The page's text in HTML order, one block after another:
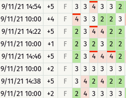
9/11/21 14:54
+5 F 3 3 4 3 3
2
9/11/21 10:00 +4 F 4 3 3 2 2
3
9/11/21 14:22
+5 F 2 3 4 4 2
2
9/11/21 10:00 +1 F 2 3 2 3 2
2
9/11/21 14:46
+5 F 2 3 4 4 4
2
9/11/21 10:00 +2 F 3 3 3 3 3
3
9/11/21 14:38
+5 F 3 4 2 4 2
2
9/11/21 10:00 +2 F 2 4 3 3 3
3